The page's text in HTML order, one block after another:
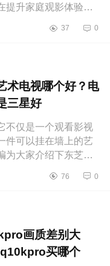
提升家庭观影体验。
质以及智能功能等
37 0
术电视哪个好？电
三星好
仅是一个观看影视
件可以挂在墙上的艺
为大家介绍下东芝和
和三星艺术电视
76 0
画质差别大
买哪个